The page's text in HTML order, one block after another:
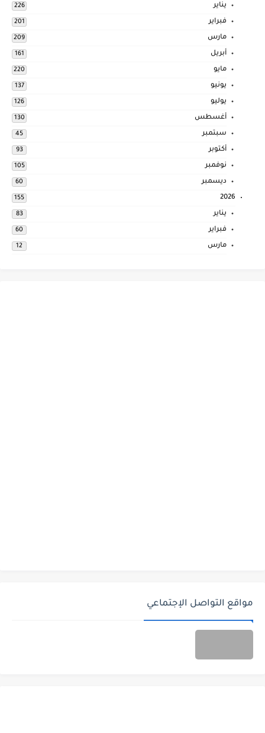
يناير 226
فبراير 201
مارس 209
أبريل 161
مايو 220
يونيو 137
يوليو 126
أغسطس 130
سبتمبر 45
أكتوبر 93
نوفمبر 105
ديسمبر 60
2026
155
يناير 83
فبراير 60
مارس 12
مواقع التواصل الإجتماعي